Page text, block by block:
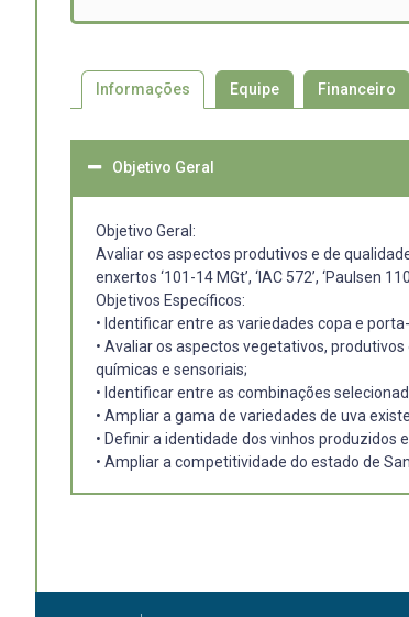
Informações Equipe Financeiro
Objetivo Geral
Objetivo Geral:
Avaliar os aspectos produtivos e de qualidade
enxertos ‘101-14 MGt’, ‘IAC 572’, ‘Paulsen
Objetivos Específicos:
• Identificar entre as variedades copa e
• Avaliar os aspectos vegetativos,
químicas e sensoriais;
• Identificar entre as combinações
• Ampliar a gama de variedades de uva
• Definir a identidade dos vinhos
• Ampliar a competitividade do estado de